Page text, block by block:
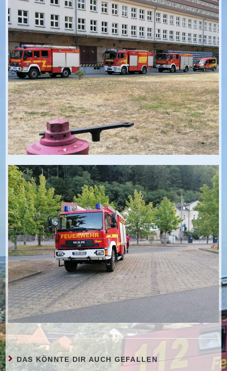
DAS KÖNNTE DIR AUCH GEFALLEN